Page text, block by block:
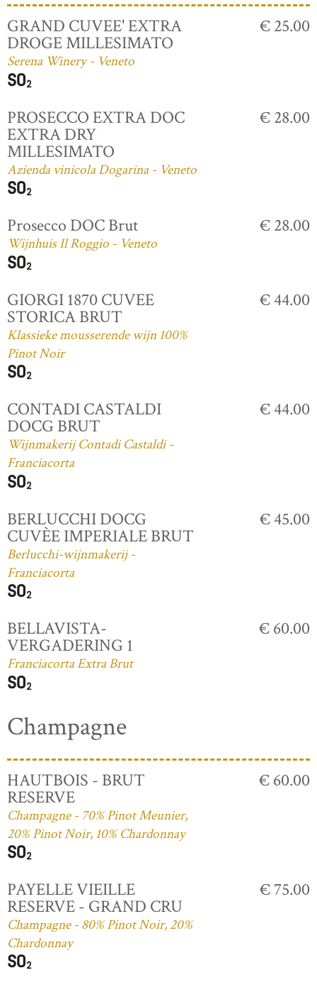
GRAND CUVEE' EXTRA
DROGE MILLESIMATO
Serena Winery - Veneto
€ 25.00
PROSECCO EXTRA DOC
EXTRA DRY
MILLESIMATO
Azienda vinicola Dogarina - Veneto
€ 28.00
Prosecco DOC Brut
Wijnhuis Il Roggio - Veneto
€ 28.00
GIORGI 1870 CUVEE
STORICA BRUT
Klassieke mousserende wijn 100%
Pinot Noir
€ 44.00
CONTADI CASTALDI
DOCG BRUT
Wijnmakerij Contadi Castaldi -
Franciacorta
€ 44.00
BERLUCCHI DOCG
CUVÈE IMPERIALE BRUT
Berlucchi-wijnmakerij -
Franciacorta
€ 45.00
BELLAVISTA-
VERGADERING 1
Franciacorta Extra Brut
€ 60.00
Champagne
HAUTBOIS - BRUT
RESERVE
Champagne - 70% Pinot Meunier,
20% Pinot Noir, 10% Chardonnay
€ 60.00
PAYELLE VIEILLE
RESERVE - GRAND CRU
Champagne - 80% Pinot Noir, 20%
Chardonnay
€ 75.00